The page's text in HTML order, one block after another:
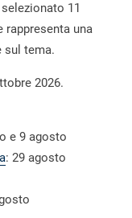
11
rappresenta una
sul tema.
2026.
e 9 agosto
: 29 agosto